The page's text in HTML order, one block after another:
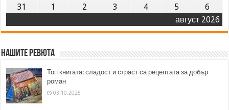
август 2026
31 1 2 3 4 5 6
Нашите ревюта
Топ книгата: сладост и страст са рецептата за добър
роман
03.10.2025